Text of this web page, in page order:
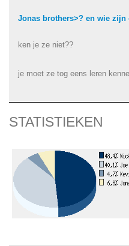
Jonas brothers>? en wie zijn
ken je ze niet??
je moet ze tog eens leren
STATISTIEKEN